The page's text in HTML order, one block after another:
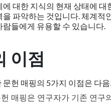
대한 지식의 현재 상태에
파악하는 것입니다. 체계적
들에게 유용할 수 있습니다.
이점
헌 매핑의 5가지 이점은 다
매핑은 연구자가 기존 연구